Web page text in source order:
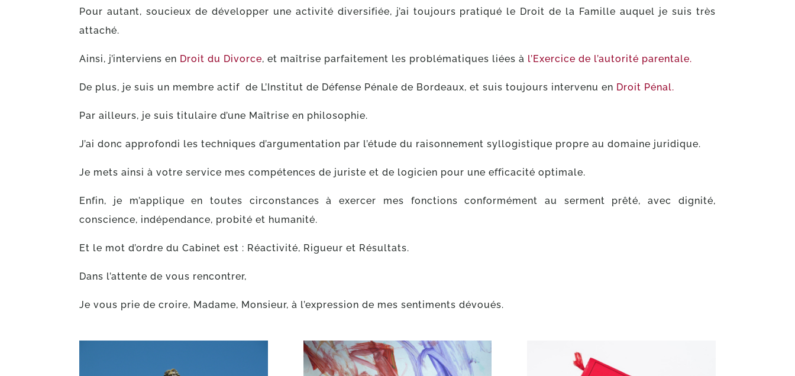
Pour autant, soucieux de développer une activité diversifiée, j’ai toujours pratiqué le Droit de la Famille auquel je suis très
attaché.
Ainsi, j’interviens en Droit du Divorce, et maîtrise parfaitement les problématiques liées à l’Exercice de l’autorité parentale.
De plus, je suis un membre actif de L’Institut de Défense Pénale de Bordeaux, et suis toujours intervenu en Droit Pénal.
Par ailleurs, je suis titulaire d’une Maîtrise en philosophie.
J’ai donc approfondi les techniques d’argumentation par l’étude du raisonnement syllogistique propre au domaine juridique.
Je mets ainsi à votre service mes compétences de juriste et de logicien pour une efficacité optimale.
Enfin, je m’applique en toutes circonstances à exercer mes fonctions conformément au serment prêté, avec dignité,
conscience, indépendance, probité et humanité.
Et le mot d’ordre du Cabinet est : Réactivité, Rigueur et Résultats.
Dans l’attente de vous rencontrer,
Je vous prie de croire, Madame, Monsieur, à l’expression de mes sentiments dévoués.